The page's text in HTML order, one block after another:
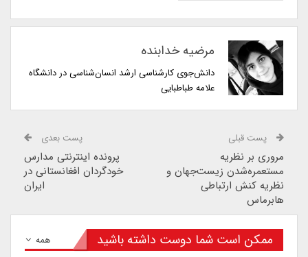
مرضیه خدابنده
دانش‌جوی کارشناسی ارشد انسان‌شناسی در دانشگاه
علامه طباطبایی
پست قبلی
مروری بر نظریه
مستعمره‌شدن زیست‌جهان و
نظریه کنش ارتباطی
هابرماس
پست بعدی
پرونده‌ اینترنتی مدارس
خودگردان افغانستانی در
ایران
همه ممکن است شما دوست داشته باشید